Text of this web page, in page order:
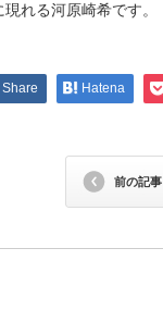
れる河原崎希です。
Share Hatena
前の記事